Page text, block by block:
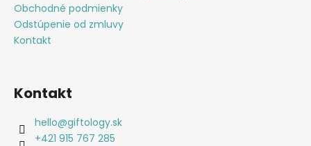
Obchodné podmienky
Odstúpenie od zmluvy
Kontakt
Kontakt
hello@giftology.sk
+421 915 767 285